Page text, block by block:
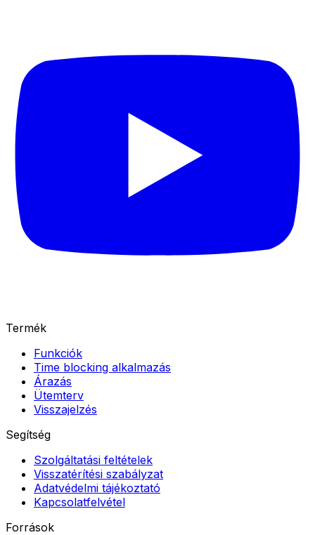
Termék
Funkciók
Time blocking alkalmazás
Árazás
Ütemterv
Visszajelzés
Segítség
Szolgáltatási feltételek
Visszatérítési szabályzat
Adatvédelmi tájékoztató
Kapcsolatfelvétel
Források